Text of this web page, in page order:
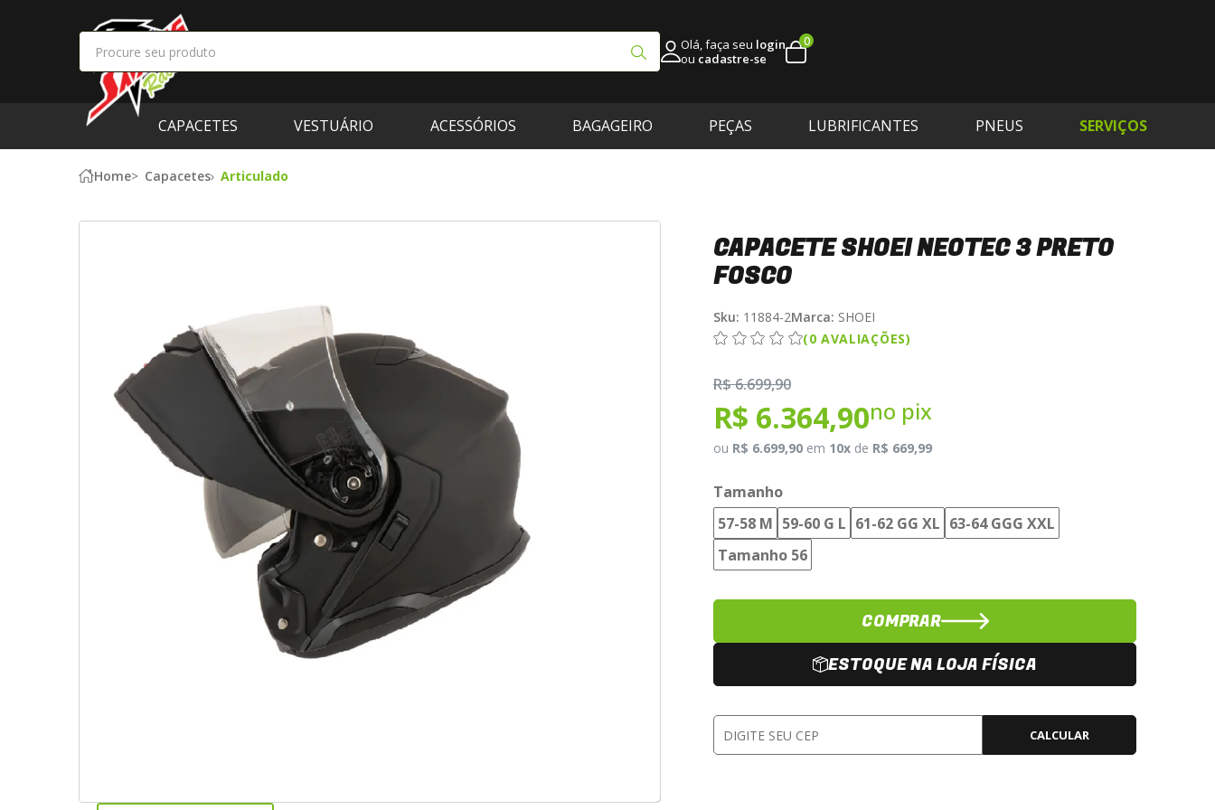
Olá, faça seu login
ou cadastre-se
0
CAPACETES VESTUÁRIO ACESSÓRIOS BAGAGEIRO PEÇAS LUBRIFICANTES PNEUS SERVIÇOS
Home Capacetes Articulado
CAPACETE SHOEI NEOTEC 3 PRETO
FOSCO
Sku: 11884-2Marca: SHOEI
(0 AVALIAÇÕES)
R$ 6.699,90
R$ 6.364,90no pix
ou R$ 6.699,90 em 10x de R$ 669,99
Tamanho
57-58 M 59-60 G L 61-62 GG XL 63-64 GGG XXL
Tamanho 56
COMPRAR
ESTOQUE NA LOJA FÍSICA
CALCULAR